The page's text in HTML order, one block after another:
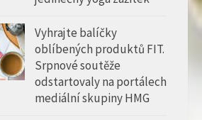
Vyhrajte balíčky
oblíbených produktů FIT.
Srpnové soutěže
odstartovaly na portálech
mediální skupiny HMG